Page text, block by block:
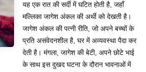
यह एक रात की सर्दी में घटित होती है, जहाँ
मल्लिका जागेश अंकल की अर्थी को देखती है।
जागेश अंकल की पत्नी रीति, जो अपने बच्चों के
प्रति असंवेदनशील है, घर में अव्यवस्था पैदा कर
देती है। मंगला, जागेश की बेटी, अपने छोटे भाई
के साथ इस दुखद घटना के दौरान भावनाओं में